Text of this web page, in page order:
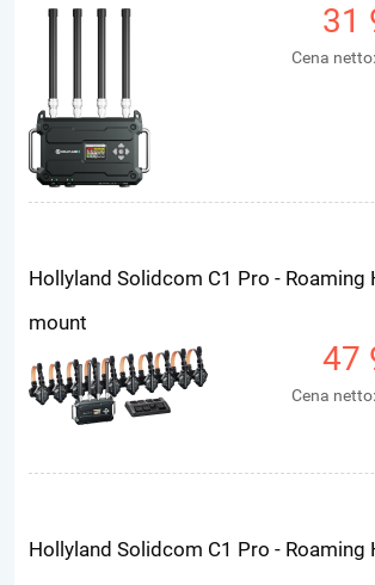
31
Cena netto:
Hollyland Solidcom C1 Pro - Roaming
mount
47
Cena netto:
Hollyland Solidcom C1 Pro - Roaming